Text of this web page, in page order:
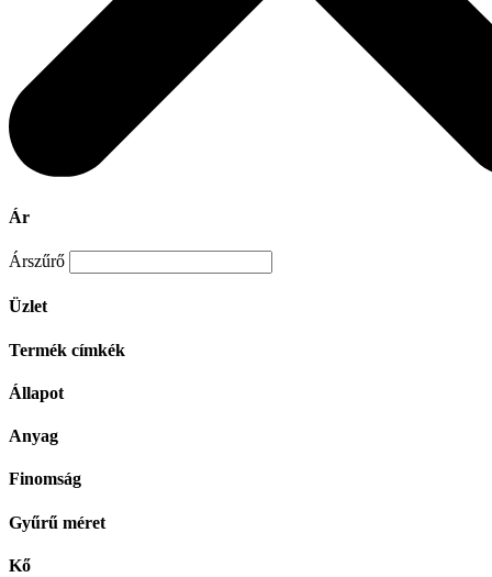
Ár
Árszűrő
Üzlet
Termék címkék
Állapot
Anyag
Finomság
Gyűrű méret
Kő